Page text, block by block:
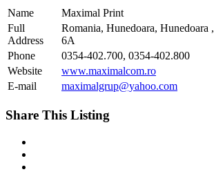
Name
Maximal Print
Full
Address
Romania, Hunedoara,
6A
Phone
0354-402.700, 0354-402.800
Website
www.maximalcom.ro
E-mail
maximalgrup@yahoo.com
Share This Listing